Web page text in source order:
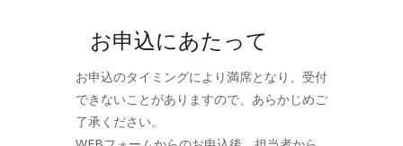
お申込にあたって
お申込のタイミングにより満席となり、受付
できないことがありますので、あらかじめご
了承ください。